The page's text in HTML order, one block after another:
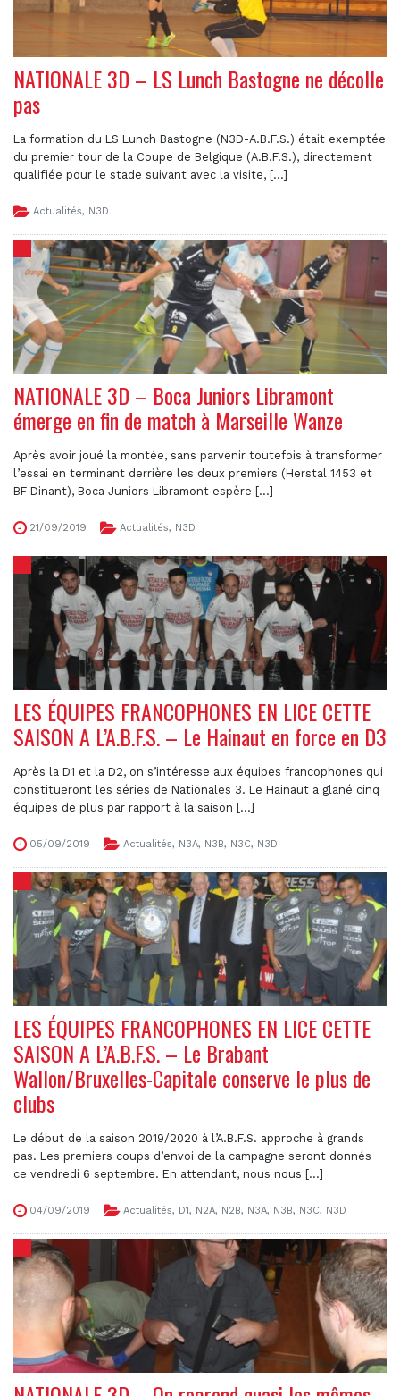
NATIONALE 3D – LS Lunch Bastogne ne décolle
pas
La formation du LS Lunch Bastogne (N3D-A.B.F.S.) était exemptée
du premier tour de la Coupe de Belgique (A.B.F.S.), directement
qualifiée pour le stade suivant avec la visite, [...]
Actualités, N3D
NATIONALE 3D – Boca Juniors Libramont
émerge en fin de match à Marseille Wanze
Après avoir joué la montée, sans parvenir toutefois à transformer
l’essai en terminant derrière les deux premiers (Herstal 1453 et
BF Dinant), Boca Juniors Libramont espère [...]
21/09/2019 Actualités, N3D
LES ÉQUIPES FRANCOPHONES EN LICE CETTE
SAISON A L’A.B.F.S. – Le Hainaut en force en D3
Après la D1 et la D2, on s’intéresse aux équipes francophones qui
constitueront les séries de Nationales 3. Le Hainaut a glané cinq
équipes de plus par rapport à la saison [...]
05/09/2019 Actualités, N3A, N3B, N3C, N3D
LES ÉQUIPES FRANCOPHONES EN LICE CETTE
SAISON A L’A.B.F.S. – Le Brabant
Wallon/Bruxelles-Capitale conserve le plus de
clubs
Le début de la saison 2019/2020 à l’A.B.F.S. approche à grands
pas. Les premiers coups d’envoi de la campagne seront donnés
ce vendredi 6 septembre. En attendant, nous nous [...]
04/09/2019 Actualités, D1, N2A, N2B, N3A, N3B, N3C, N3D